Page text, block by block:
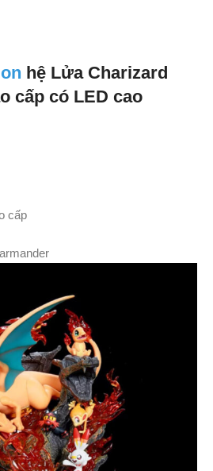
hệ Lửa Charizard
cấp có LED cao
cấp